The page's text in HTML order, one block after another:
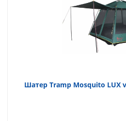
Шатер Tramp Mosquito LUX